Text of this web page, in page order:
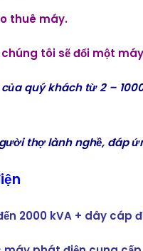
thuê máy.
tôi sẽ đổi một
quý khách từ 2 –
thợ lành nghề, đáp
2000 kVA + dây cáp